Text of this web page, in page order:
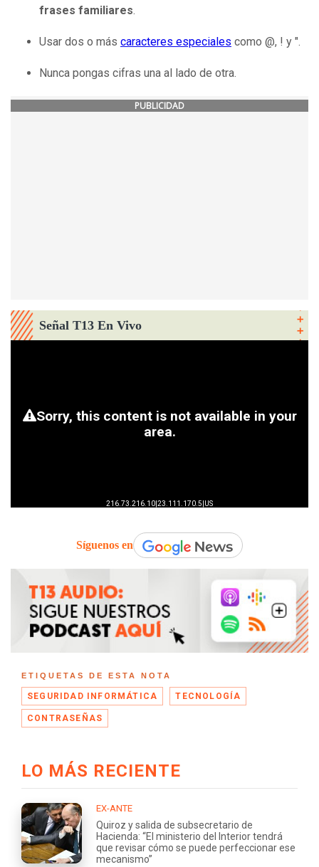
frases familiares.
Usar dos o más caracteres especiales como @, ! y ".
Nunca pongas cifras una al lado de otra.
PUBLICIDAD
Señal T13 En Vivo
Síguenos en
ETIQUETAS DE ESTA NOTA
SEGURIDAD INFORMÁTICA TECNOLOGÍA
CONTRASEÑAS
LO MÁS RECIENTE
EX-ANTE
Quiroz y salida de subsecretario de
Hacienda: “El ministerio del Interior tendrá
que revisar cómo se puede perfeccionar ese
mecanismo”